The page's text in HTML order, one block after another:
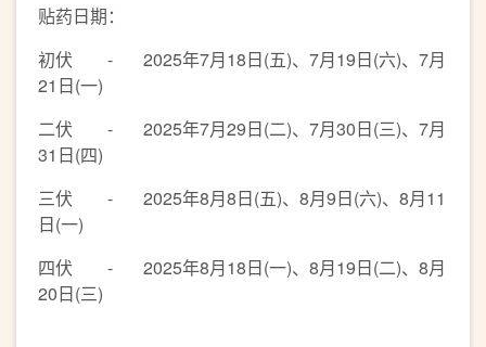
贴药日期：
初伏 - 2025年7月18日(五)、7月19日(六)、7月
21日(一)
二伏 - 2025年7月29日(二)、7月30日(三)、7月
31日(四)
三伏 - 2025年8月8日(五)、8月9日(六)、8月11
日(一)
四伏 - 2025年8月18日(一)、8月19日(二)、8月
20日(三)